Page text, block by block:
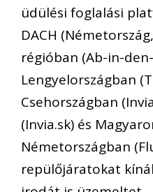
üdülési foglalási
DACH
régióban (Ab-in-
Lengyelországban
Csehországban
(Invia.sk) és
Németországban
repülőjáratokat